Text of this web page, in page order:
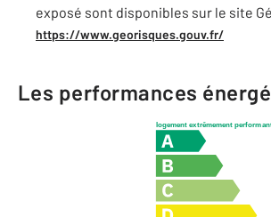
exposé sont disponibles sur le site
https://www.georisques.gouv.fr/
Les performances
logement extrêmement